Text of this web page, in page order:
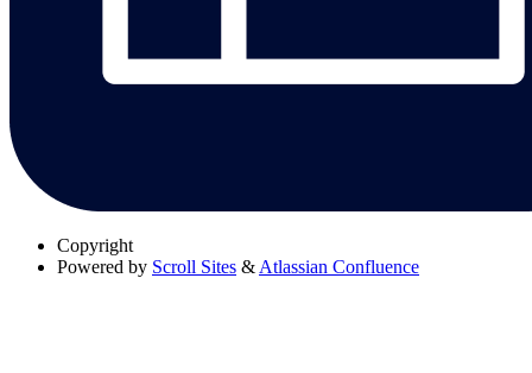
Copyright
Powered by Scroll Sites &Atlassian Confluence